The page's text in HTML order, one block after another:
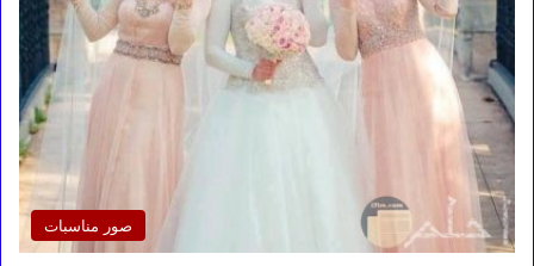
صور مناسبات